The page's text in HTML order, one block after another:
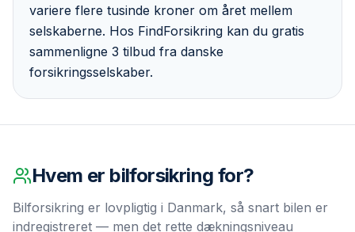
variere flere tusinde kroner om året mellem
selskaberne. Hos FindForsikring kan du gratis
sammenligne 3 tilbud fra danske
forsikringsselskaber.
Hvem er bilforsikring for?
Bilforsikring er lovpligtig i Danmark, så snart bilen er
indregistreret — men det rette dækningsniveau